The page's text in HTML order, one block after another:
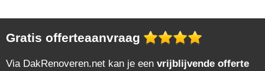
Gratis offerteaanvraag
Via DakRenoveren.net kan je een vrijblijvende offerte